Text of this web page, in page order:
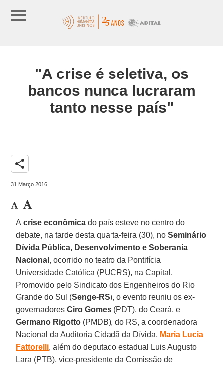
"A crise é seletiva, os
bancos nunca lucraram
tanto nesse país"
share
31 Março 2016
A crise econômica do país esteve no centro do
debate, na tarde desta quarta-feira (30), noSeminário
Dívida Pública, Desenvolvimento e Soberania
Nacional , ocorrido no teatro da Pontifícia
Universidade Católica (PUCRS), na Capital.
Promovido pelo Sindicato dos Engenheiros do Rio
Grande do Sul (Senge-RS), o evento reuniu os ex-
governadoresCiro Gomes (PDT), do Ceará, e
Germano Rigotto (PMDB), do RS, a coordenadora
Nacional da Auditoria Cidadã da Dívida, Maria Lucia
Fattorelli, além do deputado estadual Luis Augusto
Lara (PTB), vice-presidente da Comissão de